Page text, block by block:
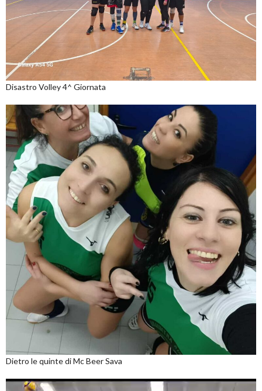
Disastro Volley 4^ Giornata
Dietro le quinte di Mc Beer Sava